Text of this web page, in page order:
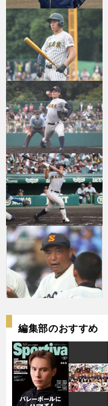
編集部のおすすめ